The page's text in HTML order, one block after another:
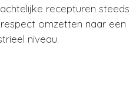
recepturen steeds
omzetten naar een
niveau.